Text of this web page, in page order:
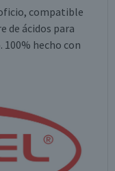
compatible
de ácidos para
hecho con